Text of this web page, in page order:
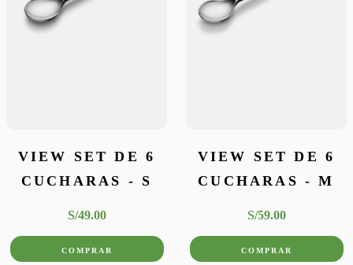
VIEW SET DE 6
CUCHARAS - S
S/49.00
COMPRAR
VIEW SET DE 6
CUCHARAS - M
S/59.00
COMPRAR